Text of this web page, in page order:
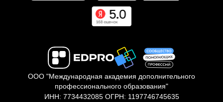
ООО "Международная академия дополнительного
профессионального образования"
ИНН: 7734432085 ОГРН: 1197746745635